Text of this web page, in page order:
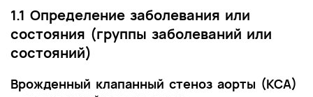
1.1 Определение заболевания или
состояния (группы заболеваний или
состояний)
Врожденный клапанный стеноз аорты (КСА)